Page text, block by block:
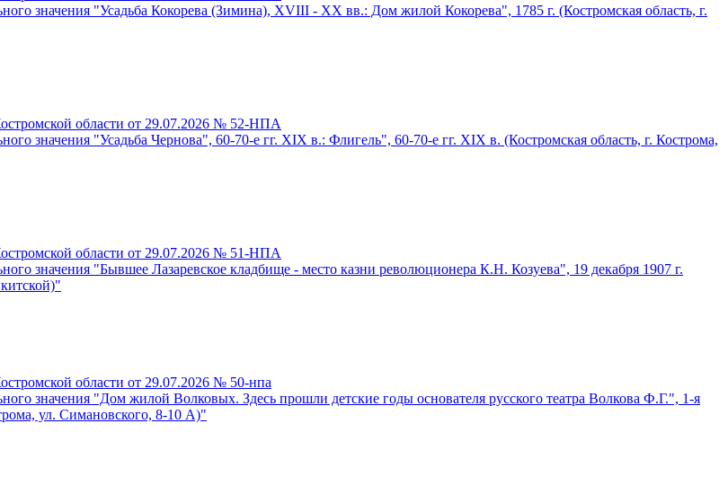
значения "Усадьба Кокорева (Зимина), XVIII - XX вв.: Дом жилой Кокорева", 1785 г. (Костромская область, г.
области от 29.07.2026 № 52-НПА
значения "Усадьба Чернова", 60-70-е гг. XIX в.: Флигель", 60-70-е гг. XIX в. (Костромская область, г. Кострома,
области от 29.07.2026 № 51-НПА
значения "Бывшее Лазаревское кладбище - место казни революционера К.Н. Козуева", 19 декабря 1907 г.
области от 29.07.2026 № 50-нпа
значения "Дом жилой Волковых. Здесь прошли детские годы основателя русского театра Волкова Ф.Г.", 1-я
ул. Симановского, 8-10 А)"